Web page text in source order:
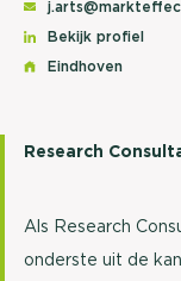
Bekijk profiel
Eindhoven
Research
Als Research
onderste uit de